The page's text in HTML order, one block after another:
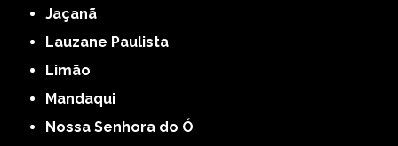
Jaçanã
Lauzane Paulista
Limão
Mandaqui
Nossa Senhora do Ó